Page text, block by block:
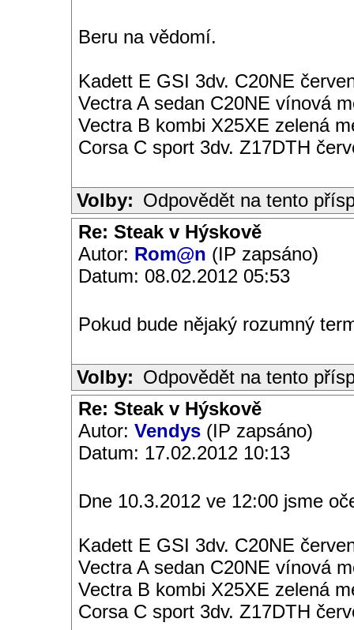
Beru na vědomí.
Kadett E GSI 3dv. C20NE
Vectra A sedan C20NE vínová
Vectra B kombi X25XE zelená
Corsa C sport 3dv. Z17DTH
Volby: Odpovědět na tento
Re: Steak v Hýskově
Autor: Rom@n (IP zapsáno)
Datum: 08.02.2012 05:53
Pokud bude nějaký rozumný
Volby: Odpovědět na tento
Re: Steak v Hýskově
Autor: Vendys (IP zapsáno)
Datum: 17.02.2012 10:13
Dne 10.3.2012 ve 12:00 jsme
Kadett E GSI 3dv. C20NE
Vectra A sedan C20NE vínová
Vectra B kombi X25XE zelená
Corsa C sport 3dv. Z17DTH